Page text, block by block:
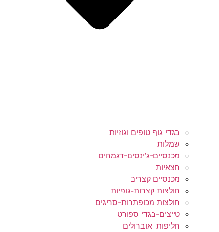
בגדי גוף טופים וגוזיות
שמלות
מכנסיים-ג’ינסים-דגמחים
חצאיות
מכנסיים קצרים
חולצות קצרות-גופיות
חולצות מכופתרות-סריגים
טייצים-בגדי ספורט
חליפות ואוברולים